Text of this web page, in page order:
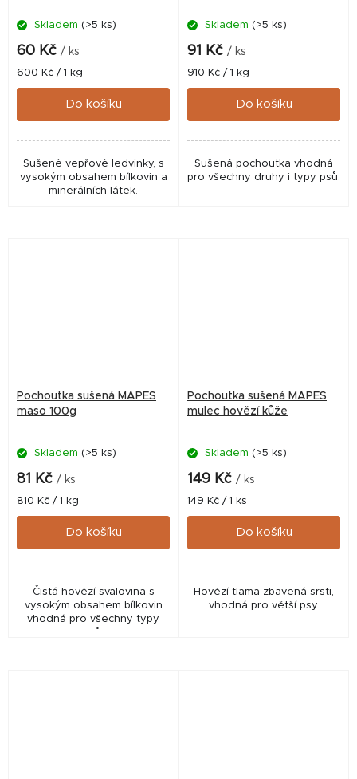
Skladem (>5 ks)
60 Kč / ks
Měrná
cena:
600 Kč / 1 kg
Do košíku
Sušené vepřové ledvinky, s
vysokým obsahem bílkovin a
minerálních látek.
Skladem (>5 ks)
91 Kč / ks
Měrná
cena:
910 Kč / 1 kg
Do košíku
Sušená pochoutka vhodná
pro všechny druhy i typy psů.
Pochoutka sušená MAPES
maso 100g
Skladem (>5 ks)
81 Kč / ks
Měrná
cena:
810 Kč / 1 kg
Do košíku
Čistá hovězí svalovina s
vysokým obsahem bílkovin
vhodná pro všechny typy
Pochoutka sušená MAPES
mulec hovězí kůže
Skladem (>5 ks)
149 Kč / ks
Měrná
cena:
149 Kč / 1 ks
Do košíku
Hovězí tlama zbavená srsti,
vhodná pro větší psy.